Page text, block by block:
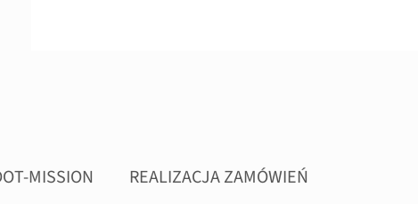
MISSION REALIZACJA ZAMÓWIEŃ